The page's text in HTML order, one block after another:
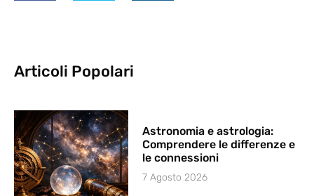
Articoli Popolari
Astronomia e astrologia:
Comprendere le differenze e
le connessioni
7 Agosto 2026